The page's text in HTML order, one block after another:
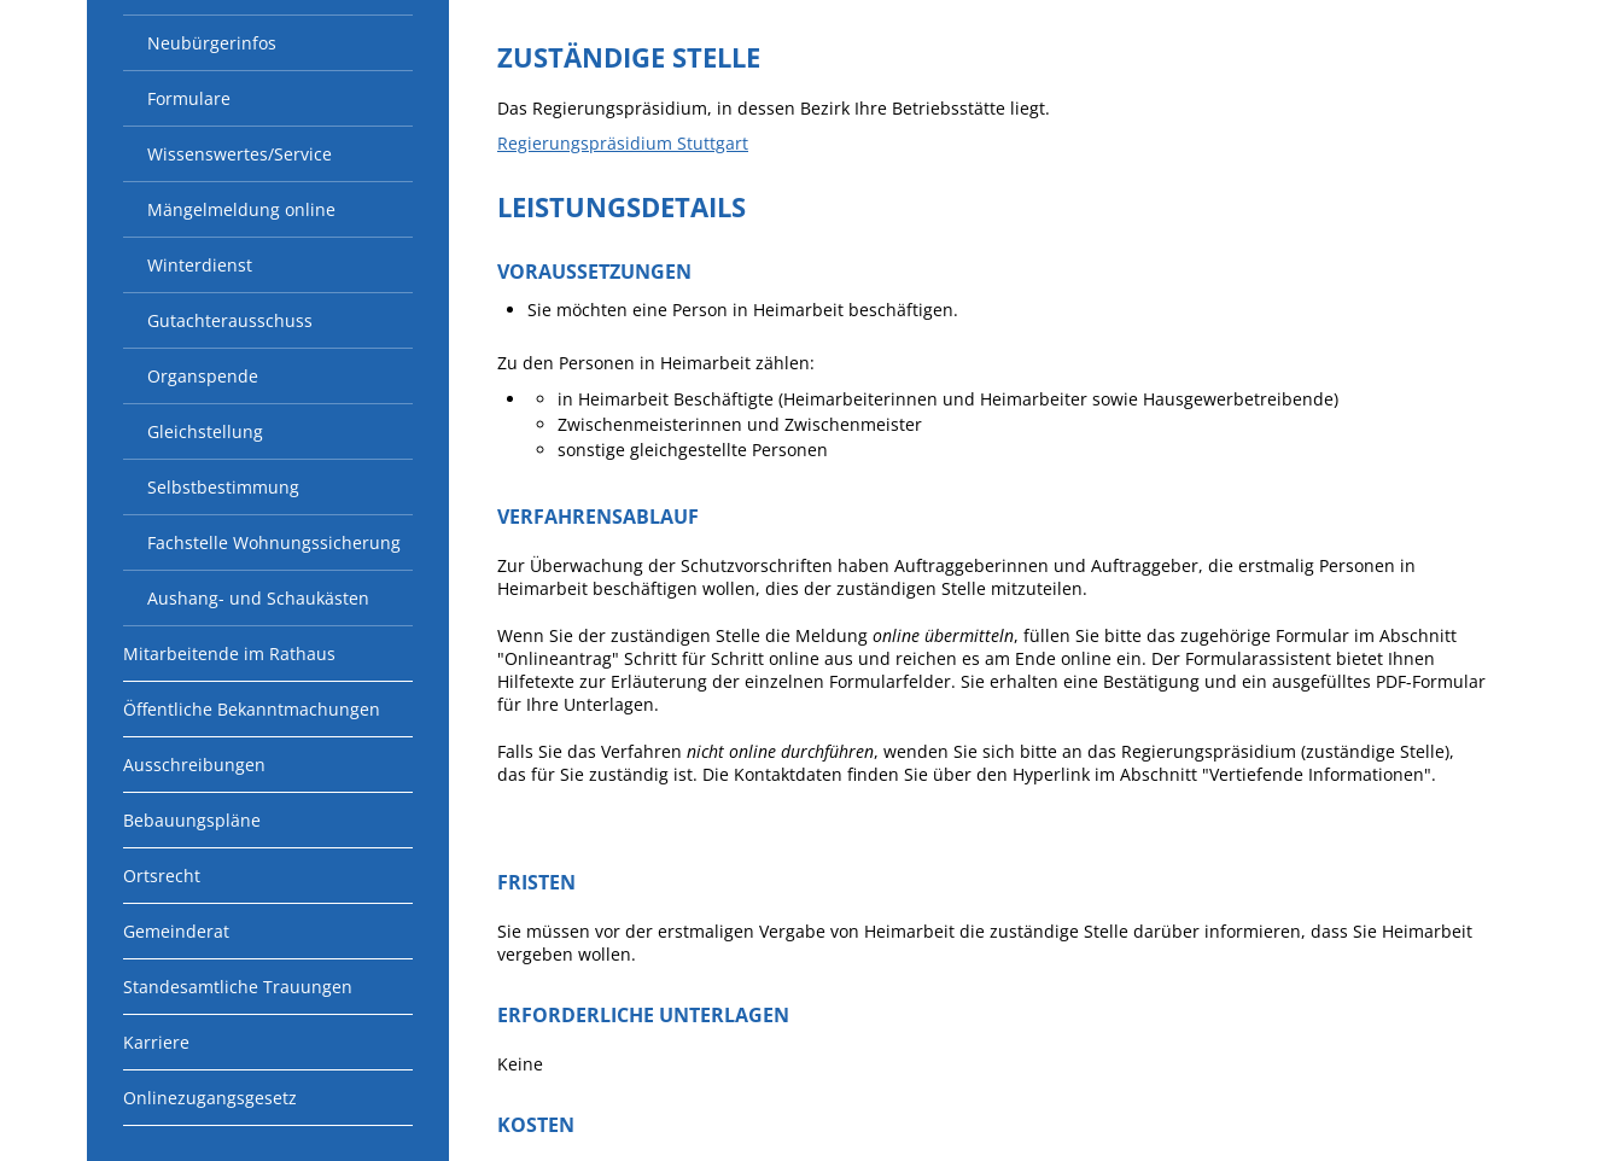
Kläranlage
Neubürgerinfos
Formulare
Wissenswertes/Service
Mängelmeldung online
Winterdienst
Gutachterausschuss
Organspende
Gleichstellung
Selbstbestimmung
Fachstelle Wohnungssicherung
Aushang- und Schaukästen
Mitarbeitende im Rathaus
Öffentliche Bekanntmachungen
Ausschreibungen
Bebauungspläne
Ortsrecht
Gemeinderat
Standesamtliche Trauungen
Karriere
Onlinezugangsgesetz
ZUSTÄNDIGE STELLE
Das Regierungspräsidium, in dessen Bezirk Ihre Betriebsstätte liegt.
Regierungspräsidium Stuttgart
LEISTUNGSDETAILS
VORAUSSETZUNGEN
Sie möchten eine Person in Heimarbeit beschäftigen.
Zu den Personen in Heimarbeit zählen:
in Heimarbeit Beschäftigte (Heimarbeiterinnen und Heimarbeiter sowie Hausgewerbetreibende)
Zwischenmeisterinnen und Zwischenmeister
sonstige gleichgestellte Personen
VERFAHRENSABLAUF
Zur Überwachung der Schutzvorschriften haben Auftraggeberinnen und Auftraggeber, die erstmalig Personen in
Heimarbeit beschäftigen wollen, dies der zuständigen Stelle mitzuteilen.
Wenn Sie der zuständigen Stelle die Meldung online übermitteln, füllen Sie bitte das zugehörige Formular im Abschnitt
"Onlineantrag" Schritt für Schritt online aus und reichen es am Ende online ein. Der Formularassistent bietet Ihnen
Hilfetexte zur Erläuterung der einzelnen Formularfelder. Sie erhalten eine Bestätigung und ein ausgefülltes PDF-Formular
für Ihre Unterlagen.
Falls Sie das Verfahren nicht online durchführen, wenden Sie sich bitte an das Regierungspräsidium (zuständige Stelle),
das für Sie zuständig ist. Die Kontaktdaten finden Sie über den Hyperlink im Abschnitt "Vertiefende Informationen".
FRISTEN
Sie müssen vor der erstmaligen Vergabe von Heimarbeit die zuständige Stelle darüber informieren, dass Sie Heimarbeit
vergeben wollen.
ERFORDERLICHE UNTERLAGEN
Keine
KOSTEN